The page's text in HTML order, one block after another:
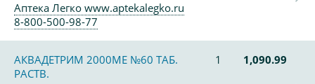
Аптека Легко www.aptekalegko.ru
8-800-500-98-77
АКВАДЕТРИМ 2000МЕ №60 ТАБ.
РАСТВ.
1 1,090.99